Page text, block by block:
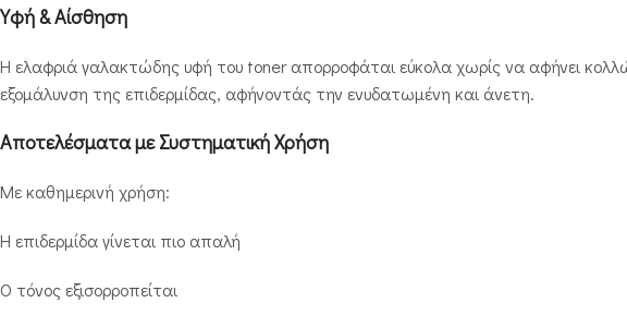
Υφή & Αίσθηση
Η ελαφριά γαλακτώδης υφή του toner απορροφάται εύκολα χωρίς να αφήνει
εξομάλυνση της επιδερμίδας, αφήνοντάς την ενυδατωμένη και άνετη.
Αποτελέσματα με Συστηματική Χρήση
Με καθημερινή χρήση:
Η επιδερμίδα γίνεται πιο απαλή
Ο τόνος εξισορροπείται